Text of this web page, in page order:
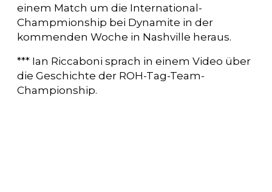
einem Match um die International-
Champmionship bei Dynamite in der
kommenden Woche in Nashville heraus.
*** Ian Riccaboni sprach in einem Video über
die Geschichte der ROH-Tag-Team-
Championship.